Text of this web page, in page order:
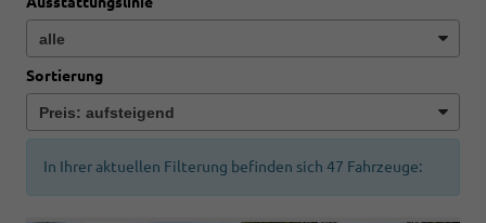
Sortierung
In Ihrer aktuellen Filterung befinden sich 47 Fahrzeuge: